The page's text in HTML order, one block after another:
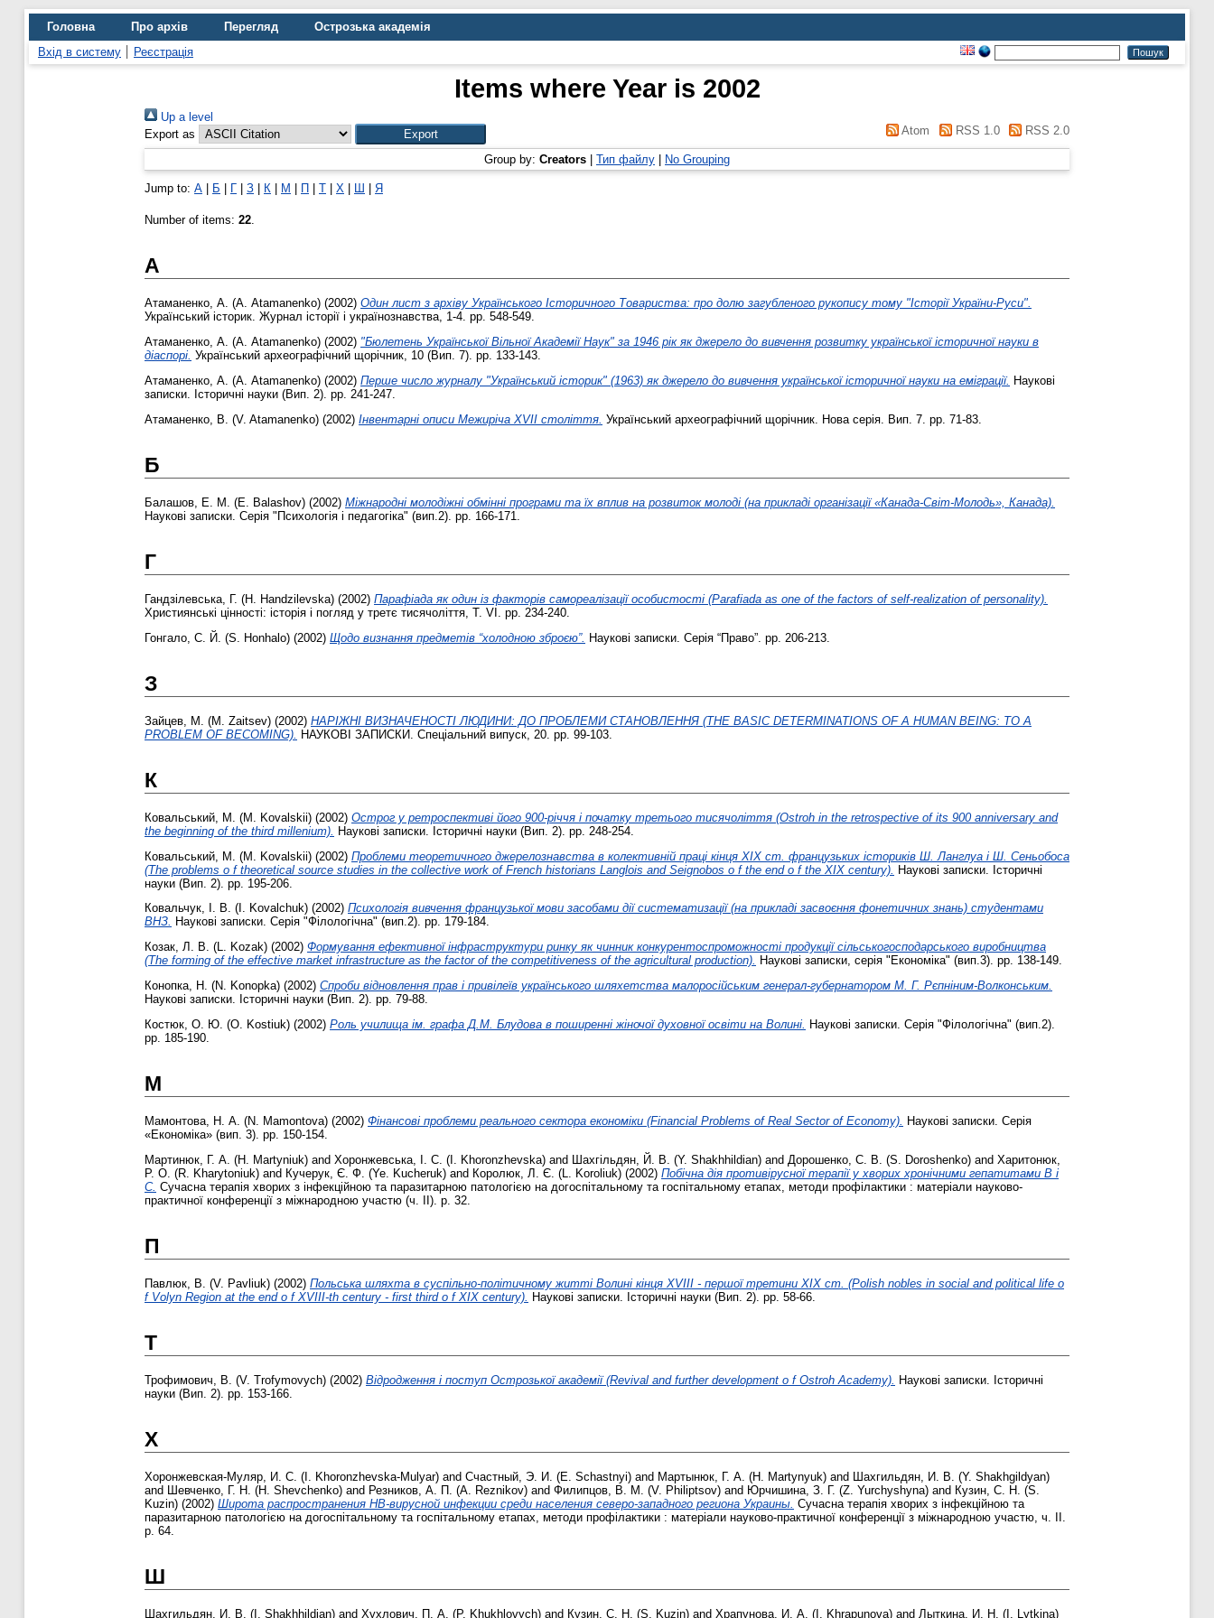
Головна Про архів Перегляд
Острозька академія
Вхід в систему
Реєстрація
Items where Year is 2002
Up a level
Export as
Atom RSS 1.0 RSS 2.0
Group by: Creators Тип файлу No Grouping
Jump to: А Б Г З К М П Т Х Ш Я
Number of items: 22.
А
Атаманенко, А. (А. Atamanenko) (2002) Один лист з архіву Українського Історичного Товариства: про долю загубленого рукопису тому "Історії України-Руси".
Український історик. Журнал історії і українознавства, 1-4. pp. 548-549.
Атаманенко, А. (А. Atamanenko) (2002) "Бюлетень Української Вільної Академії Наук" за 1946 рік як джерело до вивчення розвитку української історичної науки в
діаспорі. Український археографічний щорічник, 10 (Вип. 7). pp. 133-143.
Атаманенко, А. (А. Atamanenko) (2002) Перше число журналу "Український історик" (1963) як джерело до вивчення української історичної науки на еміграції. Наукові
записки. Історичні науки (Вип. 2). pp. 241-247.
Атаманенко, В. (V. Atamanenko) (2002) Інвентарні описи Межиріча XVII століття. Український археографічний щорічник. Нова серія. Вип. 7. pp. 71-83.
Б
Балашов, Е. М. (E. Balashov) (2002) Міжнародні молодіжні обмінні програми та їх вплив на розвиток молоді (на прикладі організації «Канада-Світ-Молодь», Канада).
Наукові записки. Серія "Психологія і педагогіка" (вип.2). pp. 166-171.
Г
Гандзілевська, Г. (H. Handzilevska) (2002) Парафіада як один із факторів самореалізації особистості (Parafiada as one of the factors of self-realization of personality).
Християнські цінності: історія і погляд у третє тисячоліття, Т. VI. pp. 234-240.
Гонгало, С. Й. (S. Honhalo) (2002) Щодо визнання предметів “холодною зброєю”. Наукові записки. Серія “Право”. pp. 206-213.
З
Зайцев, М. (M. Zaіtsev) (2002) НАРІЖНІ ВИЗНАЧЕНОСТІ ЛЮДИНИ: ДО ПРОБЛЕМИ СТАНОВЛЕННЯ (THE BASIC DETERMINATIONS OF A HUMAN BEING: TO A
PROBLEM OF BECOMING). НАУКОВІ ЗАПИСКИ. Спеціальний випуск, 20. pp. 99-103.
К
Ковальський, М. (M. Kovalskii) (2002) Острог у ретроспективі його 900-річчя і початку третього тисячоліття (Ostroh in the retrospective of its 900 anniversary and
the beginning of the third millenium). Наукові записки. Історичні науки (Вип. 2). pp. 248-254.
Ковальський, М. (M. Kovalskii) (2002) Проблеми теоретичного джерелознавства в колективній праці кінця XIX ст. французьких істориків Ш. Ланглуа і Ш. Сеньобоса
(The problems o f theoretical source studies in the collective work of French historians Langlois and Seignobos o f the end o f the XIX century). Наукові записки. Історичні
науки (Вип. 2). pp. 195-206.
Ковальчук, І. В. (I. Kovalchuk) (2002) Психологія вивчення французької мови засобами дії систематизації (на прикладі засвоєння фонетичних знань) студентами
ВНЗ. Наукові записки. Серія "Філологічна" (вип.2). pp. 179-184.
Козак, Л. В. (L. Kozak) (2002) Формування ефективної інфраструктури ринку як чинник конкурентоспроможності продукції сільськогосподарського виробництва
(The forming of the effective market infrastructure as the factor of the competitiveness of the agricultural production). Наукові записки, серія "Економіка" (вип.3). pp. 138-149.
Конопка, Н. (N. Konopka) (2002) Спроби відновлення прав і привілеїв українського шляхетства малоросійським генерал-губернатором М. Г. Рєпніним-Волконським.
Наукові записки. Історичні науки (Вип. 2). pp. 79-88.
Костюк, О. Ю. (O. Kostiuk) (2002) Роль училища ім. графа Д.М. Блудова в поширенні жіночої духовної освіти на Волині. Наукові записки. Серія "Філологічна" (вип.2).
pp. 185-190.
М
Мамонтова, Н. А. (N. Mamontova) (2002) Фінансові проблеми реального сектора економіки (Financial Problems of Real Sector of Economy).
Наукові записки. Серія
«Економіка» (вип. 3). pp. 150-154.
Мартинюк, Г. А. (H. Martyniuk) and Хоронжевська, І. С. (I. Khoronzhevska) and Шахгільдян, Й. В. (Y. Shakhhildian) and Дорошенко, С. В. (S. Doroshenko) and Харитонюк,
Р. О. (R. Kharytoniuk) and Кучерук, Є. Ф. (Ye. Kucheruk) and Королюк, Л. Є. (L. Koroliuk) (2002) Побічна дія противірусної терапії у хворих хронічними гепатитами В і
С. Сучасна терапія хворих з інфекційною та паразитарною патологією на догоспітальному та госпітальному етапах, методи профілактики : матеріaли науково-
практичної конференції з міжнародною участю (ч. ІІ). p. 32.
П
Павлюк, В. (V. Pavliuk) (2002) Польська шляхта в суспільно-політичному житті Волині кінця XVIII - першої третини XIX ст. (Polish nobles in social and political life o
f Volyn Region at the end o f XVIII-th century - first third o f XIX century). Наукові записки. Історичні науки (Вип. 2). pp. 58-66.
Т
Трофимович, В. (V. Trofymovych) (2002) Відродження і поступ Острозької академії (Revival and further development o f Ostroh Academy).
Наукові записки. Історичні
науки (Вип. 2). pp. 153-166.
Х
Хоронжевская-Муляр, И. С. (I. Khoronzhevska-Mulyar) and Счастный, Э. И. (E. Schastnyі) and Мартынюк, Г. А. (H. Martynyuk) and
Шахгильдян, И. В. (Y. Shakhgildyan)
and
Шевченко, Г. Н. (H. Shevchenko) and Резников, А. П. (A. Reznikov) and Филипцов, В. М. (V. Philiptsov) and Юрчишина, З. Г. (Z. Yurchyshyna) and Кузин, С. Н. (S.
Kuzin) (2002) Широта распространения НВ-вирусной инфекции среди населения северо-западного региона Украины. Сучасна терапія хворих з інфекційною та
паразитарною патологією на догоспітальному та госпітальному етапах, методи профілактики : матеріали науково-практичної конференції з міжнародною участю, ч. ІІ.
p. 64.
Ш
Шахгильдян, И. В. (I. Shakhhildian) and Хухлович, П. А. (P. Khukhlovych) and Кузин, С. Н. (S. Kuzin) and Храпунова, И. А. (I. Khrapunova) and Лыткина, И. Н. (I. Lytkina)